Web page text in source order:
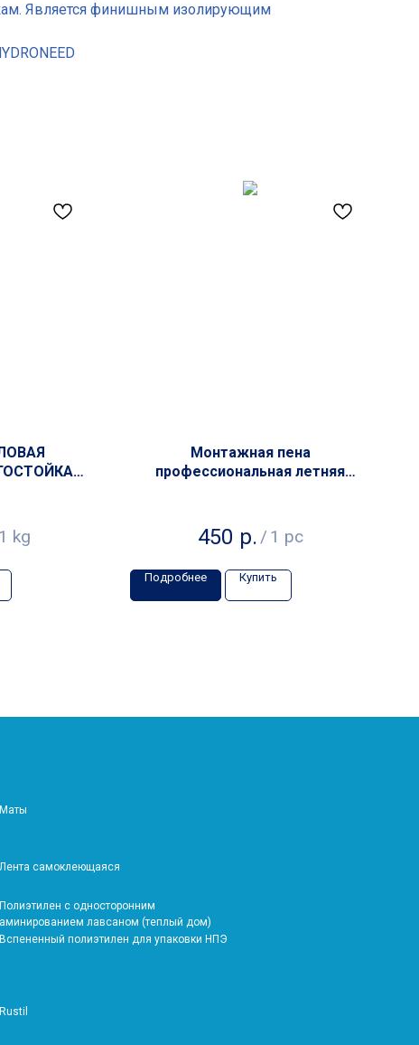
Является финишным изолирующим
1 kg
Монтажная пена
профессиональная летняя
450 р. / 1 pc
Подробнее Купить
Маты
Лента самоклеющаяся
Полиэтилен с односторонним
лавсаном (теплый дом)
Вспененный полиэтилен для упаковки НПЭ